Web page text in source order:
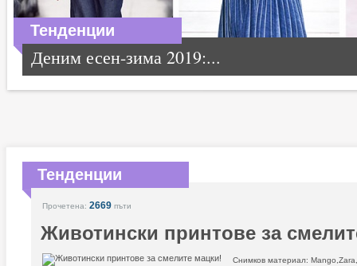
Тенденции
Деним есен-зима 2019:...
Тенденции
Прочетена: 2669 пъти
Животински принтове за
Снимков материал: